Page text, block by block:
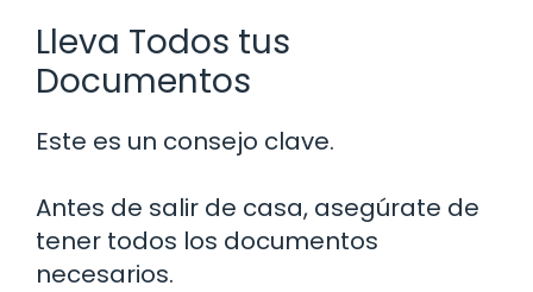
Lleva Todos tus
Documentos
Este es un consejo clave.
Antes de salir de casa, asegúrate de
tener todos los documentos
necesarios.